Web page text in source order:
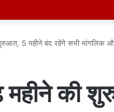
5 महीने बंद रहेंगे सभी मांगलिक
की